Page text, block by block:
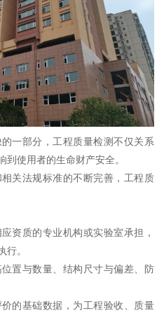
一部分，工程质量检测不仅关系
使用者的生命财产安全。
关法规标准的不断完善，工程质
资质的专业机构或实验室承担，
行。
置与数量、结构尺寸与偏差、防
的基础数据，为工程验收、质量